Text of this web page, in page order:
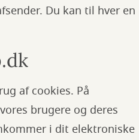
Du kan til hver en
af cookies. På
brugere og deres
i dit elektroniske